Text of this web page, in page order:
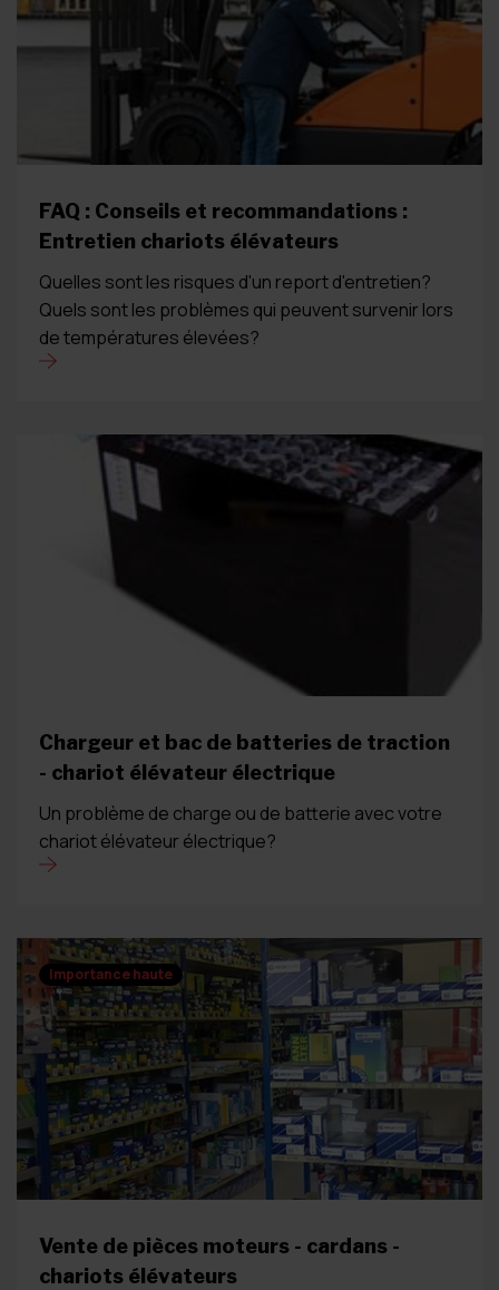
FAQ : Conseils et recommandations :
Entretien chariots élévateurs
Quelles sont les risques d'un report d'entretien?
Quels sont les problèmes qui peuvent survenir lors
de températures élevées?
Chargeur et bac de batteries de traction
- chariot élévateur électrique
Un problème de charge ou de batterie avec votre
chariot élévateur électrique?
Importance haute
Vente de pièces moteurs - cardans -
chariots élévateurs